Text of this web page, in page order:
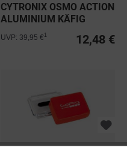
CYTRONIX OSMO ACTION
ALUMINIUM KÄFIG
12,48 €
UVP: 39,95 € 1